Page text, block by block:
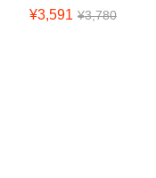
¥3,591 ¥3,780